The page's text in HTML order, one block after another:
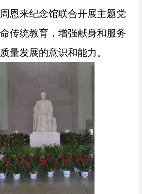
恩来纪念馆联合开展主题党
传统教育，增强献身和服务
量发展的意识和能力。